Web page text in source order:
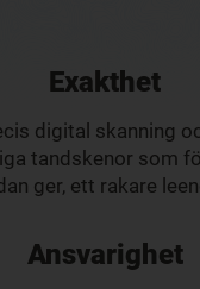
Exakthet
digital skanning
tandskenor som
ger, ett rakare
Ansvarighet